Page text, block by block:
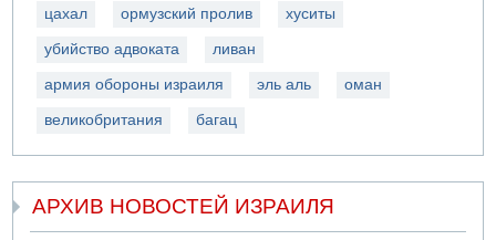
цахал ормузский пролив хуситы
убийство адвоката ливан
армия обороны израиля эль аль оман
великобритания багац
АРХИВ НОВОСТЕЙ ИЗРАИЛЯ